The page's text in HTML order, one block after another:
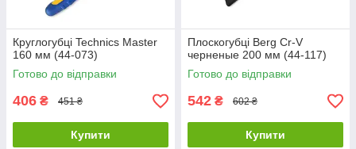
Круглогубці Technics Master
160 мм (44-073)
Готово до відправки
406 ₴ 451 ₴
Купити
Плоскогубці Berg Cr-V
черненые 200 мм (44-117)
Готово до відправки
542 ₴ 602 ₴
Купити